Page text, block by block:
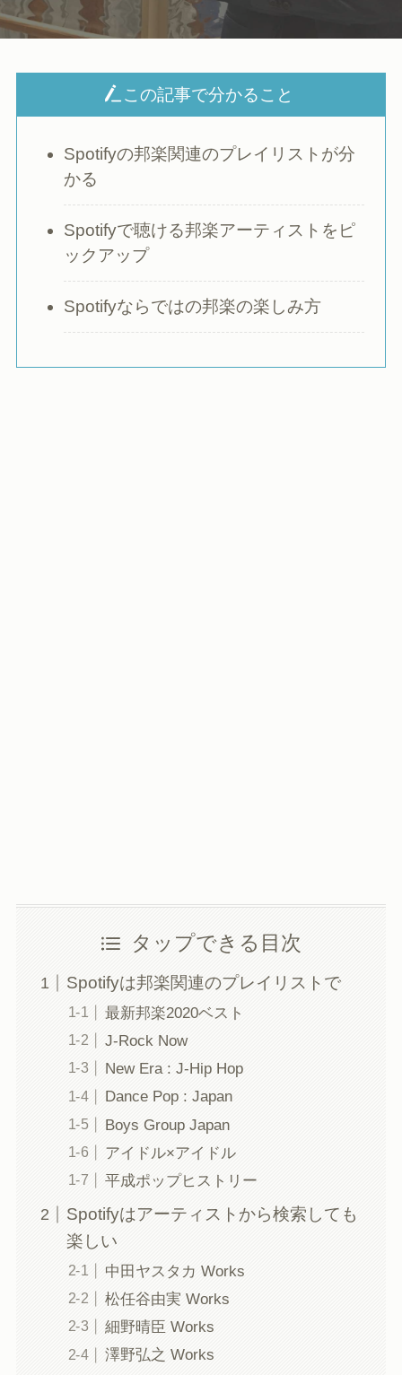
この記事で分かること
Spotifyの邦楽関連のプレイリストが分
かる
Spotifyで聴ける邦楽アーティストをピ
ックアップ
Spotifyならではの邦楽の楽しみ方
タップできる目次
Spotifyは邦楽関連のプレイリストで
最新邦楽2020ベスト
J-Rock Now
New Era : J-Hip Hop
Dance Pop : Japan
Boys Group Japan
アイドル×アイドル
平成ポップヒストリー
Spotifyはアーティストから検索しても
楽しい
中田ヤスタカ Works
松任谷由実 Works
細野晴臣 Works
澤野弘之 Works